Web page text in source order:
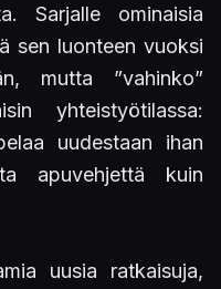
Sarjalle ominaisia
sen luonteen vuoksi
mutta ”vahinko”
yhteistyötilassa:
uudestaan ihan
apuvehjettä kuin
uusia ratkaisuja,